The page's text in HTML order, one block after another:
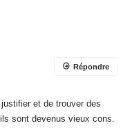
une cave sans amis et
que tu finirais clodo…
n’importe quoi, comme